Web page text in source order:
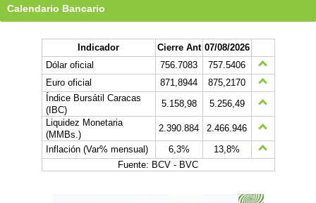
Calendario Bancario
Indicador Cierre Ant 07/08/2026
Dólar oficial
756.7083
757.5406
Euro oficial
871,8944
875,2170
Índice Bursátil Caracas
(IBC)
5.158,98
5.256,49
Liquidez Monetaria
(MMBs.)
2.390.884
2.466.946
Inflación (Var% mensual)
6,3%
13,8%
Fuente: BCV - BVC